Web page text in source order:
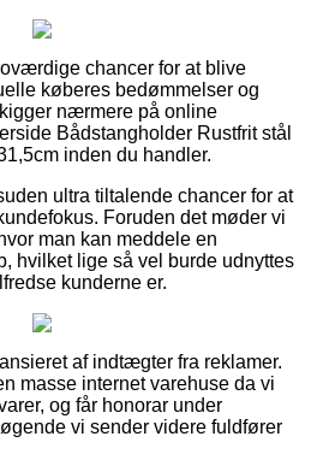
chancer for at blive
køberes bedømmelser og
nærmere på online
Bådstangholder Rustfrit stål
inden du handler.
ultra tiltalende chancer for at
Foruden det møder vi
man kan meddele en
hvilket lige så vel burde udnyttes
kunderne er.
af indtægter fra reklamer.
masse internet varehuse da vi
og får honorar under
vi sender videre fuldfører